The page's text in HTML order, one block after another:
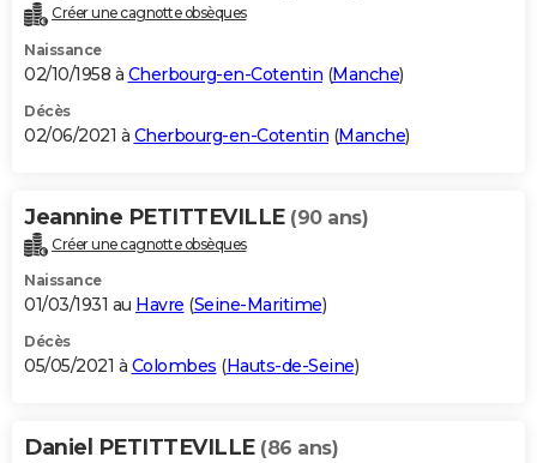
Créer une cagnotte obsèques
Naissance
02/10/1958 à Cherbourg-en-Cotentin (Manche)
Décès
02/06/2021 à Cherbourg-en-Cotentin (Manche)
Jeannine PETITTEVILLE (90 ans)
Créer une cagnotte obsèques
Naissance
01/03/1931 au Havre (Seine-Maritime)
Décès
05/05/2021 à Colombes (Hauts-de-Seine)
Daniel PETITTEVILLE (86 ans)